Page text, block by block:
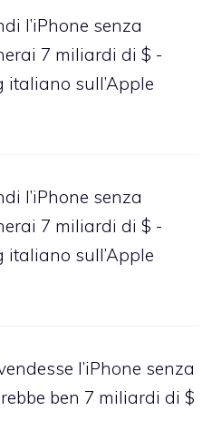
l’iPhone senza
7 miliardi di $ -
italiano sull’Apple
l’iPhone senza
7 miliardi di $ -
italiano sull’Apple
l’iPhone senza
ben 7 miliardi di $